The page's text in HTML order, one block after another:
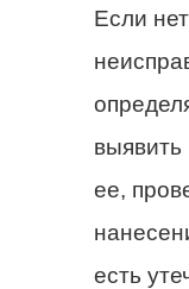
Если
выявить
ее,
есть